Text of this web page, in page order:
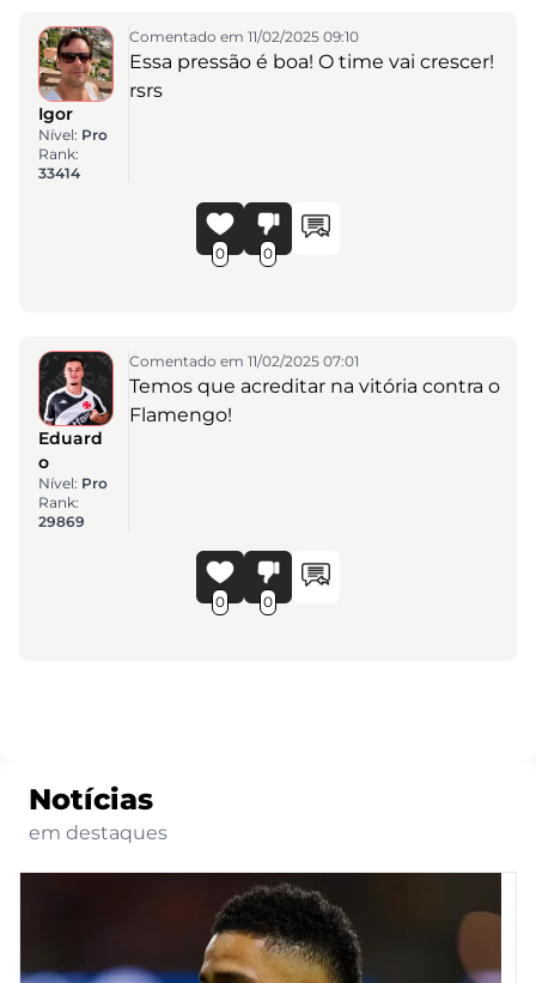
Igor
Nível: Pro
Rank:
33414
Comentado em 11/02/2025 09:10
Essa pressão é boa! O time vai crescer!
rsrs
0 0
Eduard
o
Nível: Pro
Rank:
29869
Comentado em 11/02/2025 07:01
Temos que acreditar na vitória contra o
Flamengo!
0 0
Notícias
em destaques